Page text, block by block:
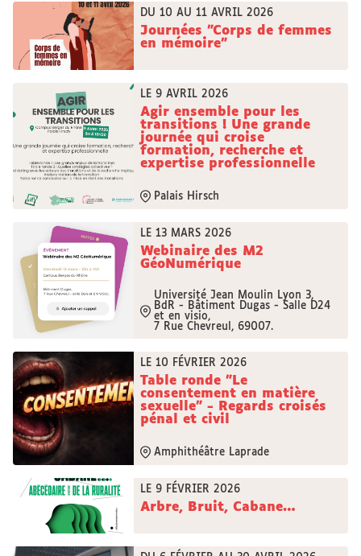
DU 10 AU 11 AVRIL 2026
Journées "Corps de femmes
en mémoire"
LE 9 AVRIL 2026
Agir ensemble pour les
transitions ! Une grande
journée qui croise
formation, recherche et
expertise professionnelle
Palais Hirsch
LE 13 MARS 2026
Webinaire des M2
GéoNumérique
Université Jean Moulin Lyon 3,
BdR - Bâtiment Dugas - Salle D24
et en visio,
7 Rue Chevreul, 69007.
LE 10 FÉVRIER 2026
Table ronde "Le
consentement en matière
sexuelle" - Regards croisés
pénal et civil
Amphithéâtre Laprade
LE 9 FÉVRIER 2026
Arbre, Bruit, Cabane…